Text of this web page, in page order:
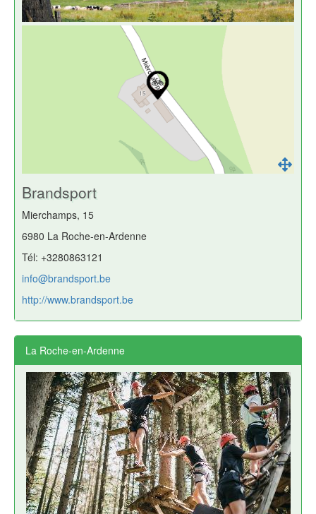
Brandsport
Mierchamps, 15
6980 La Roche-en-Ardenne
Tél: +3280863121
info@brandsport.be
http://www.brandsport.be
La Roche-en-Ardenne